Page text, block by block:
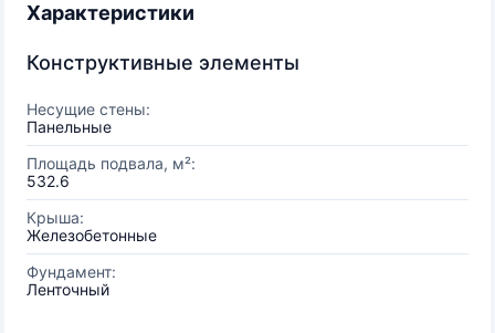
Характеристики
Конструктивные элементы
Несущие стены:
Панельные
Площадь подвала, м²:
532.6
Крыша:
Железобетонные
Фундамент:
Ленточный